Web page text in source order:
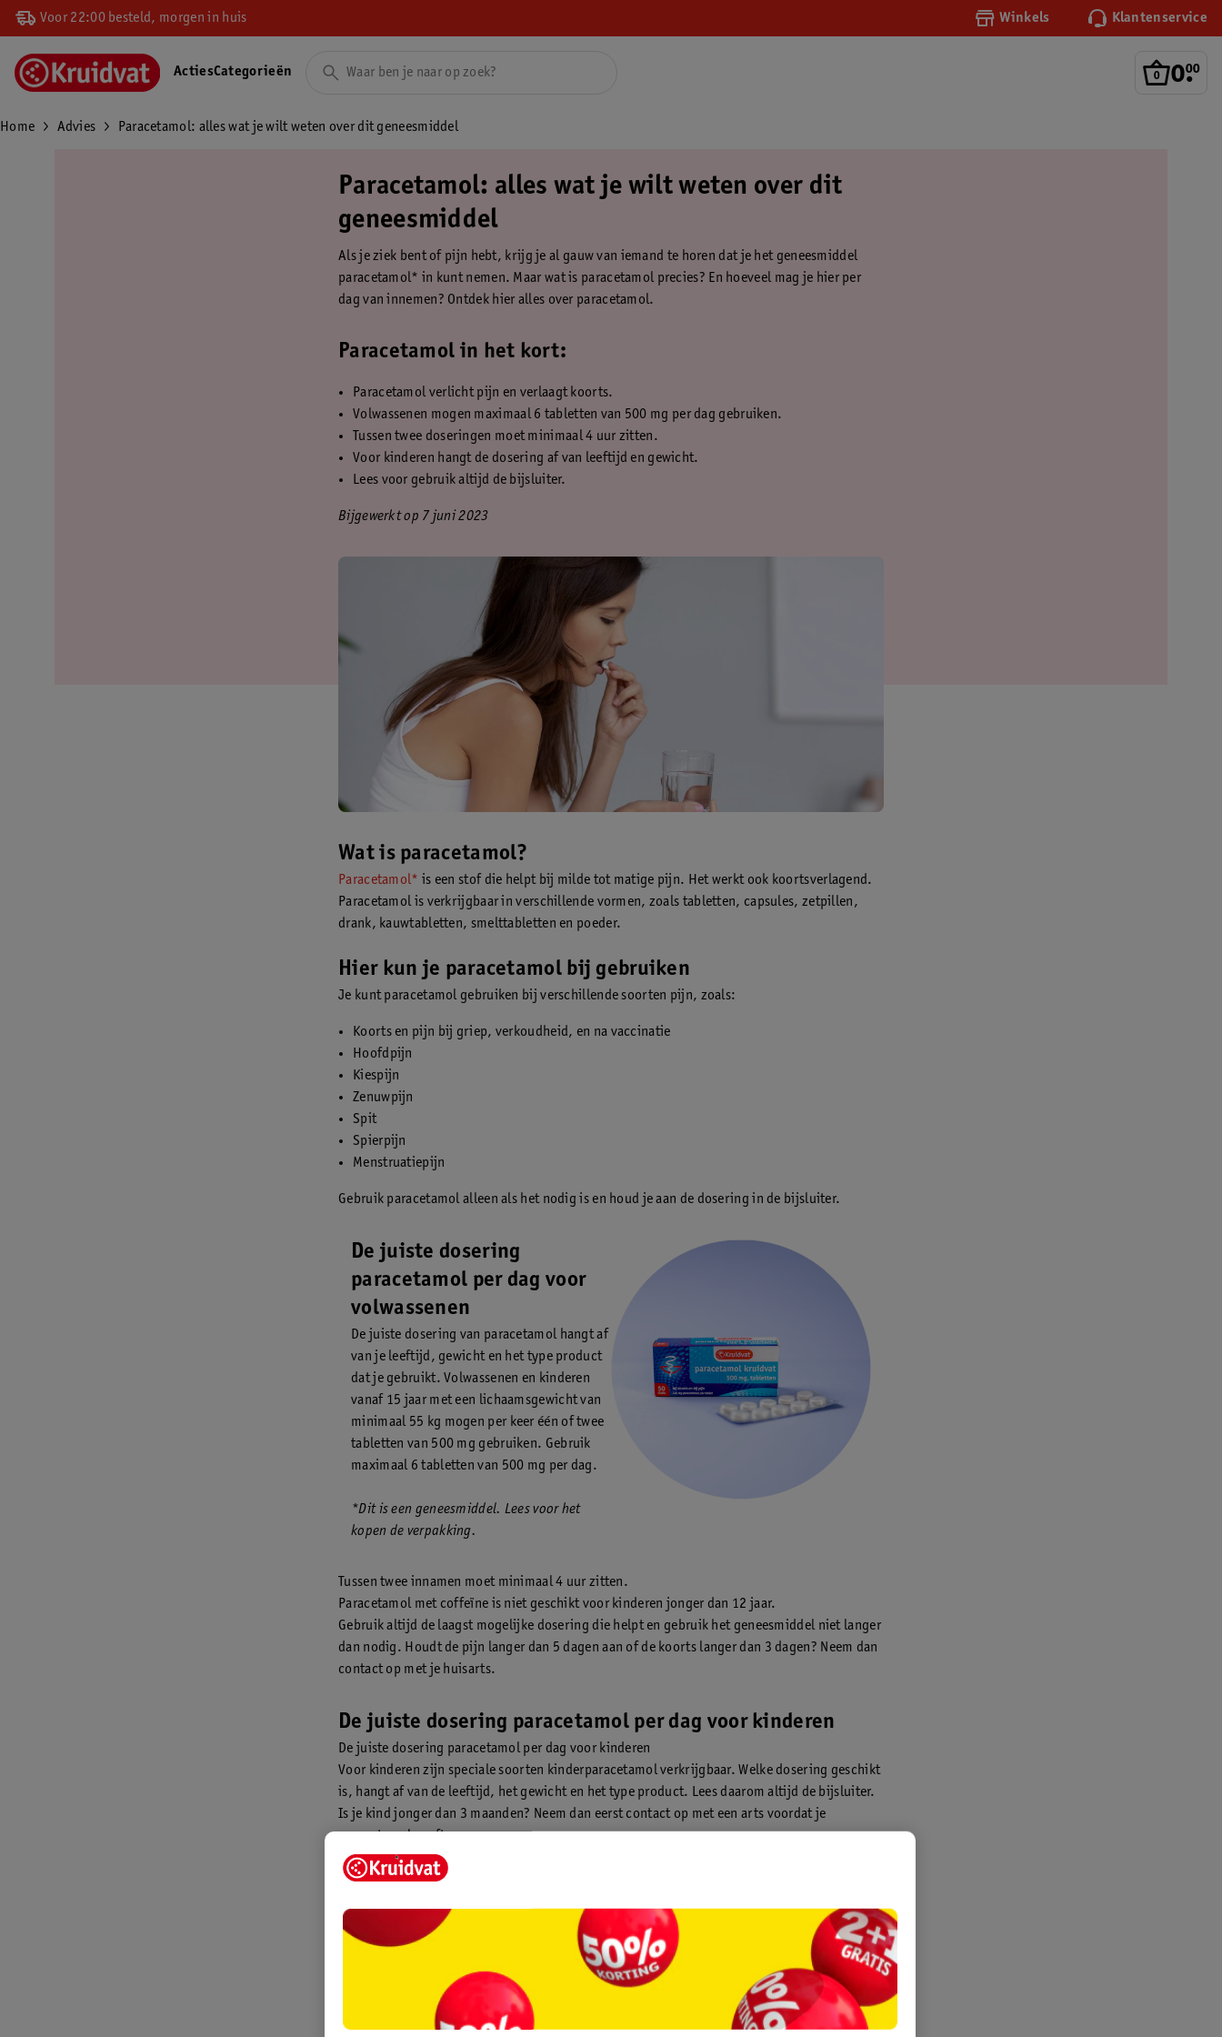
Voor 22:00 besteld, morgen in huis Winkels Klantenservice
0.
00
ActiesCategorieën
Home Advies Paracetamol: alles wat je wilt weten over dit geneesmiddel
Paracetamol: alles wat je wilt weten over dit
geneesmiddel
Als je ziek bent of pijn hebt, krijg je al gauw van iemand te horen dat je het geneesmiddel
paracetamol* in kunt nemen. Maar wat is paracetamol precies? En hoeveel mag je hier per
dag van innemen? Ontdek hier alles over paracetamol.
Paracetamol in het kort:
Paracetamol verlicht pijn en verlaagt koorts.
Volwassenen mogen maximaal 6 tabletten van 500 mg per dag gebruiken.
Tussen twee doseringen moet minimaal 4 uur zitten.
Voor kinderen hangt de dosering af van leeftijd en gewicht.
Lees voor gebruik altijd de bijsluiter.
Bijgewerkt op 7 juni 2023
Wat is paracetamol?
Paracetamol* is een stof die helpt bij milde tot matige pijn. Het werkt ook koortsverlagend.
Paracetamol is verkrijgbaar in verschillende vormen, zoals tabletten, capsules, zetpillen,
drank, kauwtabletten, smelttabletten en poeder.
Hier kun je paracetamol bij gebruiken
Je kunt paracetamol gebruiken bij verschillende soorten pijn, zoals:
Koorts en pijn bij griep, verkoudheid, en na vaccinatie
Hoofdpijn
Kiespijn
Zenuwpijn
Spit
Spierpijn
Menstruatiepijn
Gebruik paracetamol alleen als het nodig is en houd je aan de dosering in de bijsluiter.
De juiste dosering
paracetamol per dag voor
volwassenen
De juiste dosering van paracetamol hangt af
van je leeftijd, gewicht en het type product
dat je gebruikt. Volwassenen en kinderen
vanaf 15 jaar met een lichaamsgewicht van
minimaal 55 kg mogen per keer één of twee
tabletten van 500 mg gebruiken. Gebruik
maximaal 6 tabletten van 500 mg per dag.
*Dit is een geneesmiddel. Lees voor het
kopen de verpakking.
Tussen twee innamen moet minimaal 4 uur zitten.
Paracetamol met coffeïne is niet geschikt voor kinderen jonger dan 12 jaar.
Gebruik altijd de laagst mogelijke dosering die helpt en gebruik het geneesmiddel niet langer
dan nodig. Houdt de pijn langer dan 5 dagen aan of de koorts langer dan 3 dagen? Neem dan
contact op met je huisarts.
De juiste dosering paracetamol per dag voor kinderen
De juiste dosering paracetamol per dag voor kinderen
Voor kinderen zijn speciale soorten kinderparacetamol verkrijgbaar. Welke dosering geschikt
is, hangt af van de leeftijd, het gewicht en het type product. Lees daarom altijd de bijsluiter.
Is je kind jonger dan 3 maanden? Neem dan eerst contact op met een arts voordat je
paracetamol geeft.
Leestip: lees hier meer over paracetamol voor je baby.
Om de hoeveel uur kun je paracetamol innemen?
Tussen twee doseringen moet minimaal 4 uur zitten. Overschrijd nooit de maximale
dagdosering die in de bijsluiter staat vermeld.
Hoelang werkt paracetamol?